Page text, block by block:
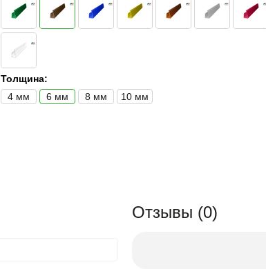
Толщина:
4 мм
6 мм 8 мм 10 мм
Отзывы (0)